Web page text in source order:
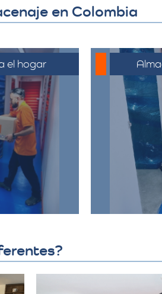
en Colombia
el hogar
de
muebles,
y
estén
para